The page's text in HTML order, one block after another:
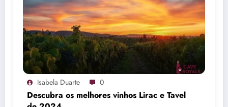
Isabela Duarte 0
Descubra os melhores vinhos Lirac e Tavel